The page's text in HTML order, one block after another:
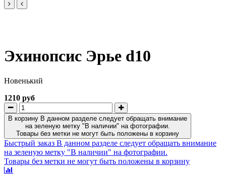
Эхинопсис Эрье d10
Новенький
1210 руб
В корзину В данном разделе следует обращать внимание
на зеленую метку "В наличии" на фотографии.
Товары без метки не могут быть положены в корзину
Быстрый заказ В данном разделе следует обращать внимание
на зеленую метку "В наличии" на фотографии.
Товары без метки не могут быть положены в корзину